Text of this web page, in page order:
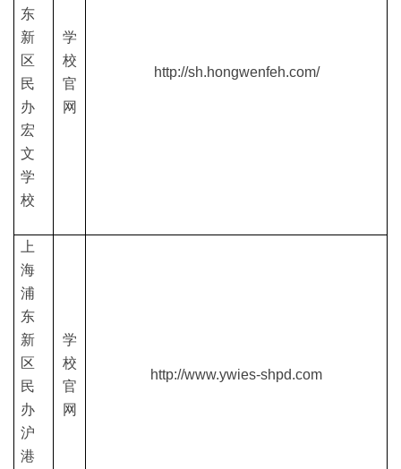
东
新
区
民
办
宏
文
学
校
学
校
官
网
http://sh.hongwenfeh.com/
上
海
浦
东
新
区
民
办
沪
港
学
校
官
网
http://www.ywies-shpd.com